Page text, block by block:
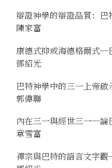
辯證神學的辯證品質：巴
陳家富
康德式抑或海德格爾式─
鄧紹光
巴特神學中的三一上帝
郭偉聯
內在三一與經世三一─論
章雪富
禪宗與巴特的語言文字